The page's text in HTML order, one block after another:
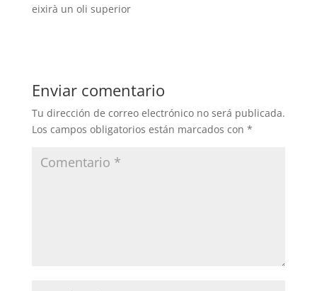
eixirà un oli superior
Enviar comentario
Tu dirección de correo electrónico no será publicada.
Los campos obligatorios están marcados con *